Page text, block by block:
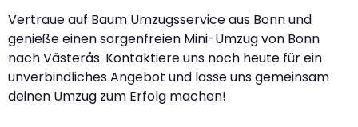
Vertraue auf Baum Umzugsservice aus Bonn und
genieße einen sorgenfreien Mini-Umzug von Bonn
nach Västerås. Kontaktiere uns noch heute für ein
unverbindliches Angebot und lasse uns gemeinsam
deinen Umzug zum Erfolg machen!